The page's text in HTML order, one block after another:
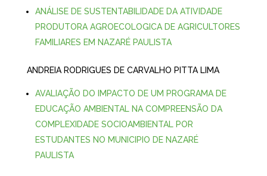
ANÁLISE DE SUSTENTABILIDADE DA ATIVIDADE
PRODUTORA AGROECOLOGICA DE AGRICULTORES
FAMILIARES EM NAZARÉ PAULISTA
ANDREIA RODRIGUES DE CARVALHO PITTA LIMA
AVALIAÇÃO DO IMPACTO DE UM PROGRAMA DE
EDUCAÇÃO AMBIENTAL NA COMPREENSÃO DA
COMPLEXIDADE SOCIOAMBIENTAL POR
ESTUDANTES NO MUNICIPIO DE NAZARÉ
PAULISTA